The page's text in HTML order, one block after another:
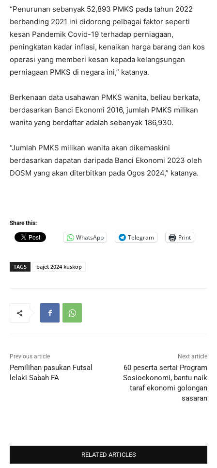
“Penurunan sebanyak 52,893 PMKS pada tahun 2022
berbanding 2021 ini didorong pelbagai faktor seperti
kesan Pandemik Covid-19 terhadap perniagaan,
peningkatan kadar inflasi, kenaikan harga barang dan kos
operasi yang memberi kesan kepada kelangsungan
perniagaan PMKS di negara ini,” katanya.
Berkenaan data usahawan PMKS wanita, beliau berkata,
berdasarkan Banci Ekonomi 2016, jumlah PMKS milikan
wanita yang berdaftar adalah sebanyak 186,930.
“Jumlah PMKS milikan wanita akan dikemaskini
berdasarkan dapatan daripada Banci Ekonomi 2023 oleh
DOSM yang akan diterbitkan pada Ogos 2024,” katanya.
Share this:
WhatsApp Telegram Print
TAGS bajet 2024 kuskop
Previous article
Pemilihan pasukan Futsal
lelaki Sabah FA
Next article
60 peserta sertai Program
Sosioekonomi, bantu naik
taraf ekonomi golongan
sasaran
RELATED ARTICLES